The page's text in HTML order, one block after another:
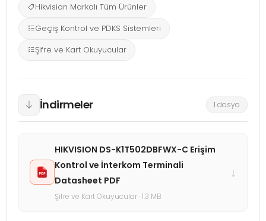
Hikvision Markalı Tüm Ürünler
Geçiş Kontrol ve PDKS Sistemleri
Şifre ve Kart Okuyucular
İndirmeler 1 dosya
HIKVISION DS-K1T502DBFWX-C Erişim
Kontrol ve İnterkom Terminali
Datasheet PDF
Şifre ve Kart Okuyucular · 1.3 MB
↓